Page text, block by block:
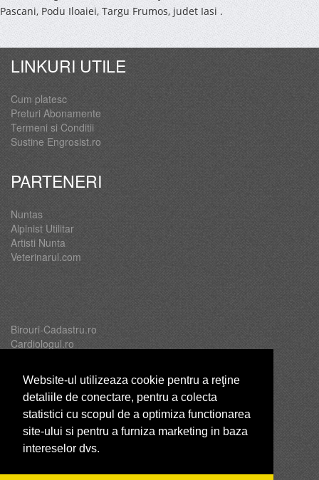
Website-ul utilizeaza cookie pentru a reţine
detaliile de conectare, pentru a colecta
statistici cu scopul de a optimiza functionarea
site-ului si pentru a furniza marketing in baza
intereselor dvs.
Pascani, Podu Iloaiei, Targu Frumos, judet Iasi .
LINKURI UTILE
Cum platesc
Preturi Abonamente
Termeni si Conditii
Sustine Engrosist.ro
PARTENERI
Nuntas
Alpinist Utilitar
Artisti Nunta
Veterinarul.com
Birouri-Cadastru.ro
Cardiologul.ro
Brutari
Club de Sport